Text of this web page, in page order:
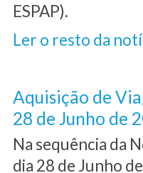
ESPAP).
Ler o resto da
Aquisição de
28 de Junho de
Na sequência da
dia 28 de Junho